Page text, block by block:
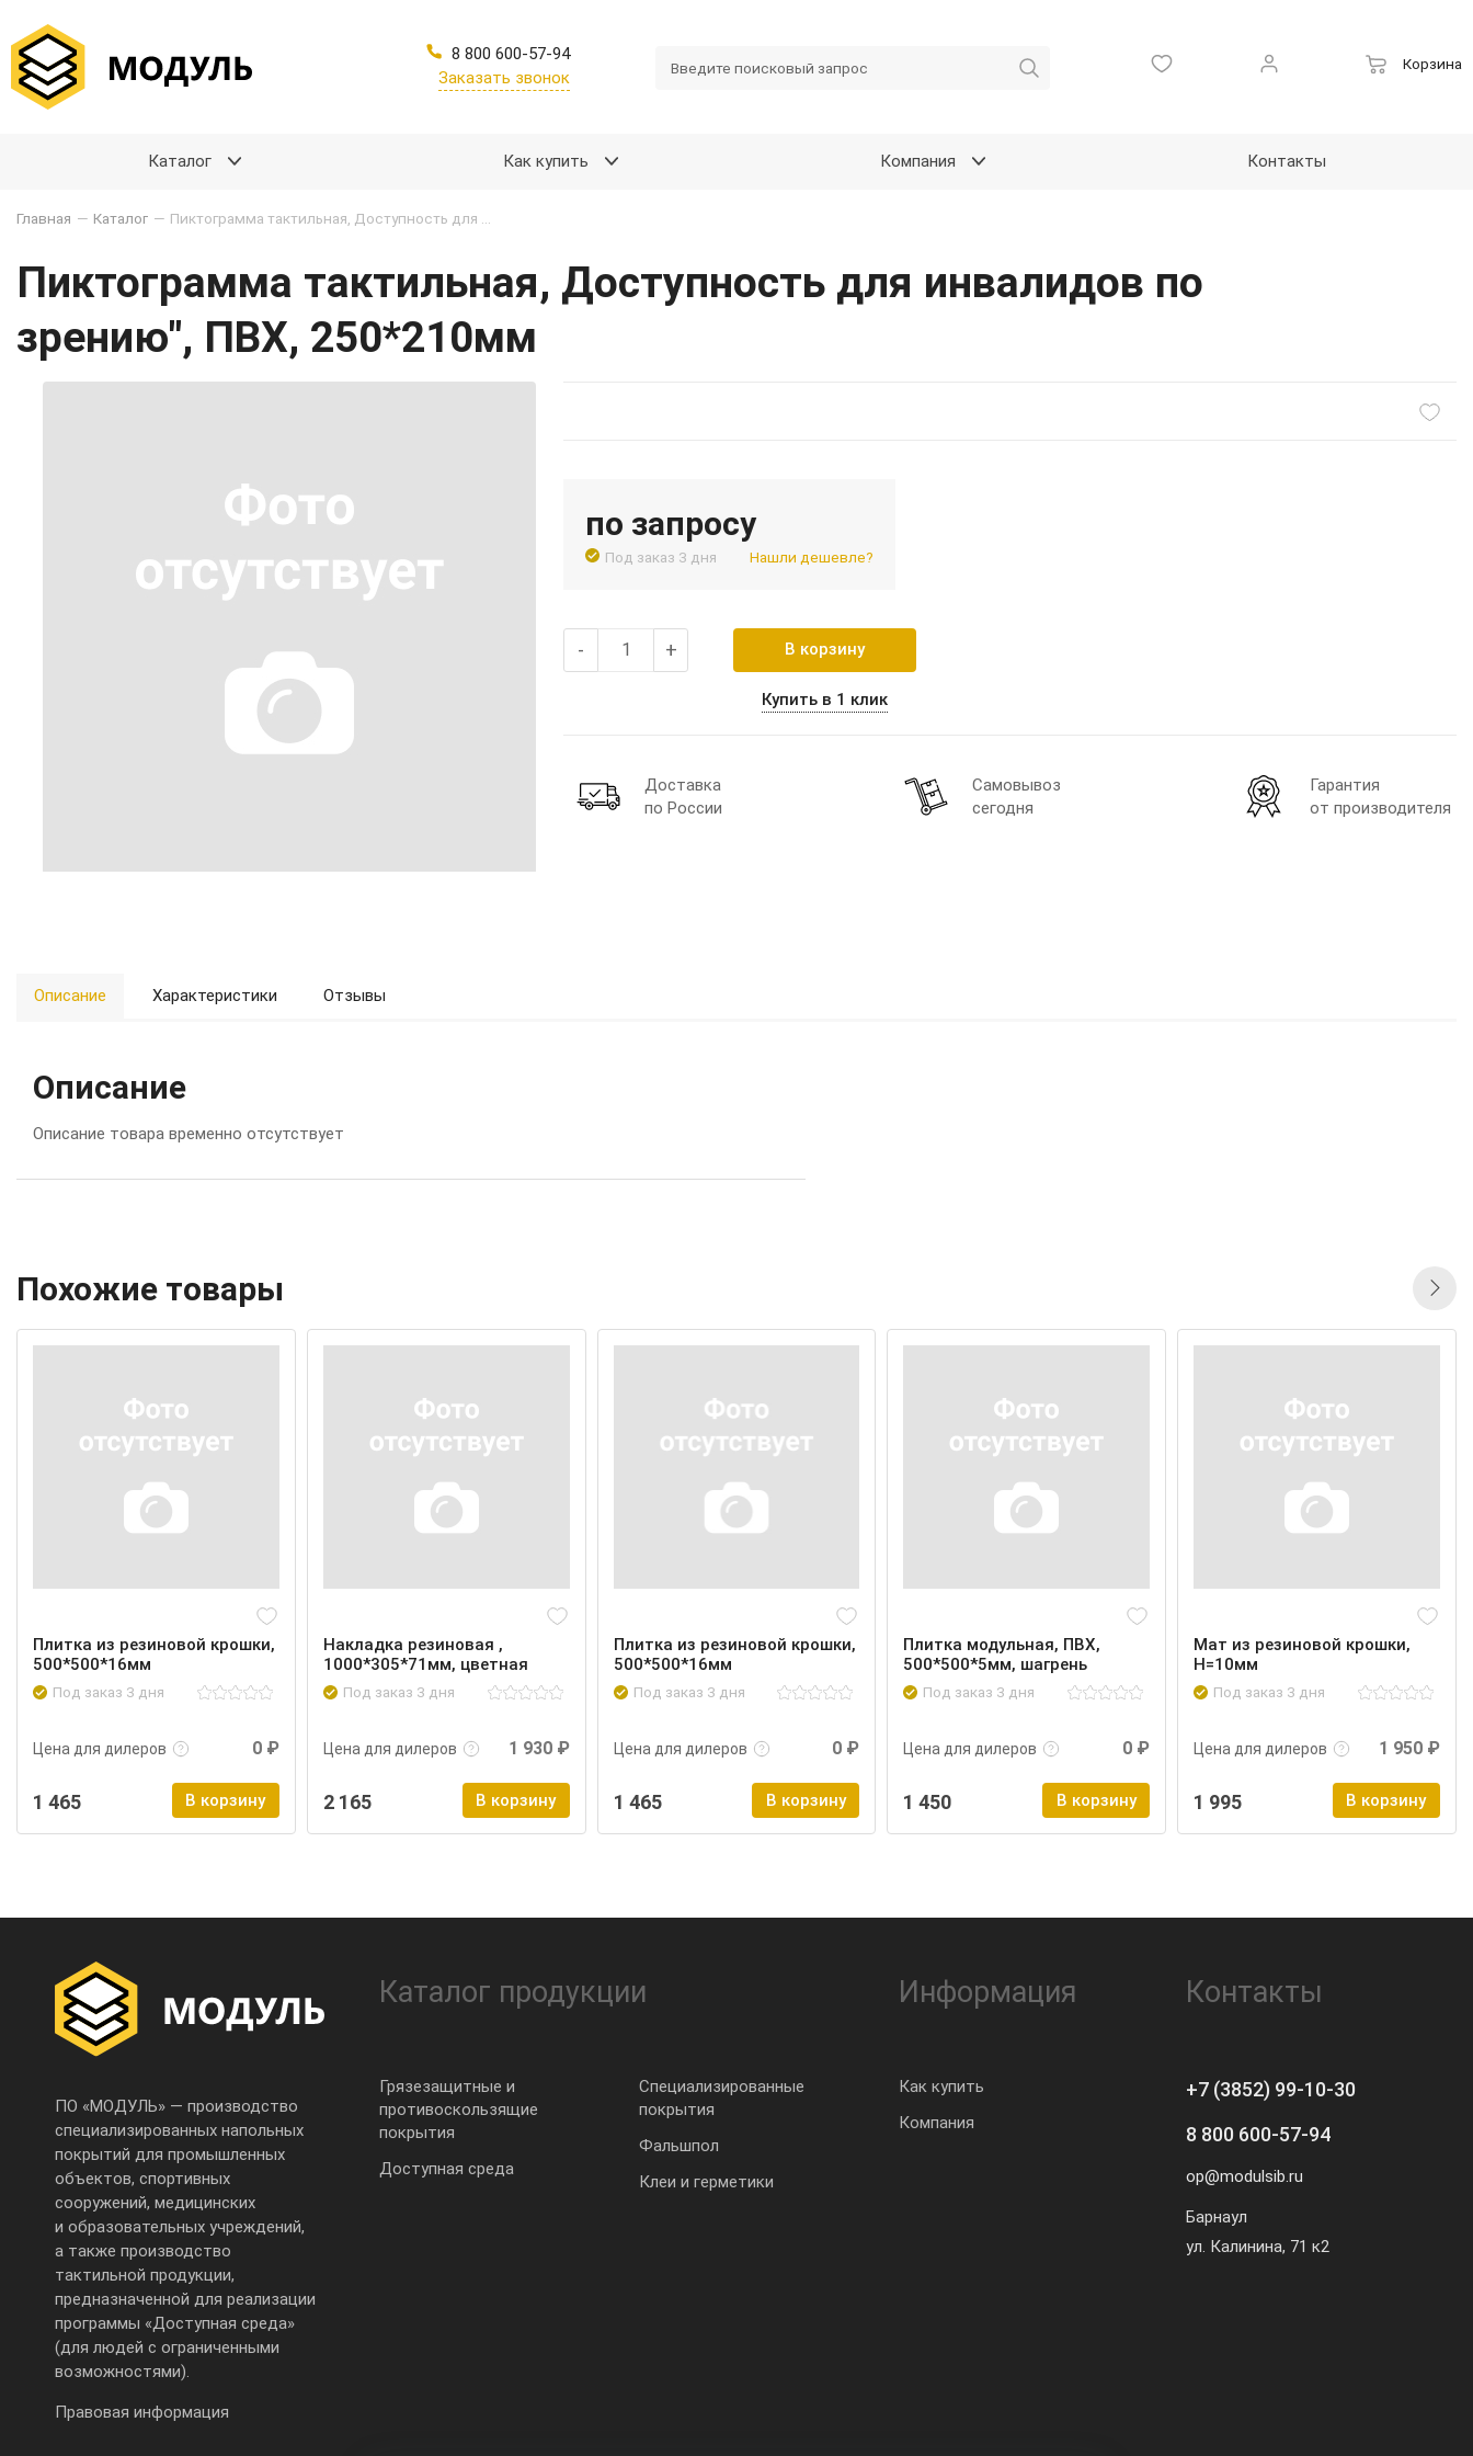
8 800 600-57-94
Заказать звонок
Корзина
Каталог Как купить Компания Контакты
Главная — Каталог —
Пиктограмма тактильная, Доступность для инвалидов по
зрению", ПВХ, 250*210мм
по запросу
Под заказ 3 дня Нашли дешевле?
- + В корзину
Купить в 1 клик
Доставка
по России
Самовывоз
сегодня
Гарантия
от производителя
Описание Характеристики Отзывы
Описание
Описание товара временно отсутствует
Похожие товары
Плитка из резиновой крошки,
500*500*16мм
Под заказ 3 дня
Цена для дилеров
Подробнее Войти
0 ₽
1 465 В корзину
Накладка резиновая ,
1000*305*71мм, цветная
Под заказ 3 дня
Цена для дилеров
Подробнее Войти
1 930 ₽
2 165 В корзину
Плитка из резиновой крошки,
500*500*16мм
Под заказ 3 дня
Цена для дилеров
Подробнее Войти
0 ₽
1 465 В корзину
Плитка модульная, ПВХ,
500*500*5мм, шагрень
Под заказ 3 дня
Цена для дилеров
Подробнее Войти
0 ₽
1 450 В корзину
Мат из резиновой крошки,
Н=10мм
Под заказ 3 дня
Цена для дилеров
Подробнее Войти
1 950 ₽
1 995 В корзину
ПО «МОДУЛЬ» — производство
специализированных напольных
покрытий для промышленных
объектов, спортивных
сооружений, медицинских
и образовательных учреждений,
а также производство
тактильной продукции,
предназначенной для реализации
программы «Доступная среда»
(для людей с ограниченными
возможностями).
Правовая информация
Каталог продукции
Грязезащитные и
противоскользящие
покрытия
Доступная среда
Специализированные
покрытия
Фальшпол
Клеи и герметики
Информация
Как купить
Компания
Контакты
+7 (3852) 99-10-30
8 800 600-57-94
op@modulsib.ru
Барнаул
ул. Калинина, 71 к2